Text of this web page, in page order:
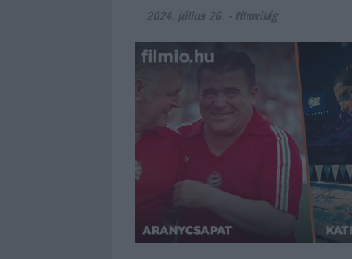
2024. július 26. - filmvilág